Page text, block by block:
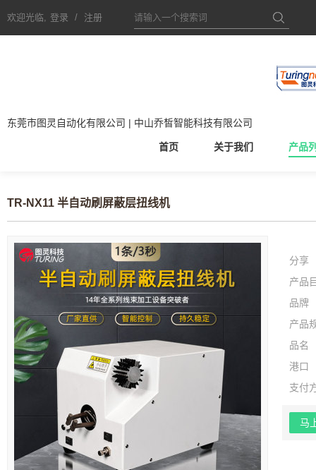
欢迎光临, 登录 / 注册
东莞市图灵自动化有限公司 | 中山乔皙智能科技有限公司
首页 关于我们 产品
TR-NX11 半自动刷屏蔽层扭线机
分享
产品
品牌
产品
品名
港口
支付
马